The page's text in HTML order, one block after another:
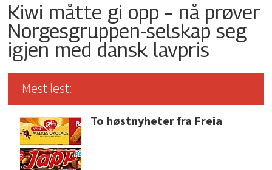
Kiwi måtte gi opp – nå prøver
Norgesgruppen-selskap seg
igjen med dansk lavpris
Mest lest:
To høstnyheter fra Freia